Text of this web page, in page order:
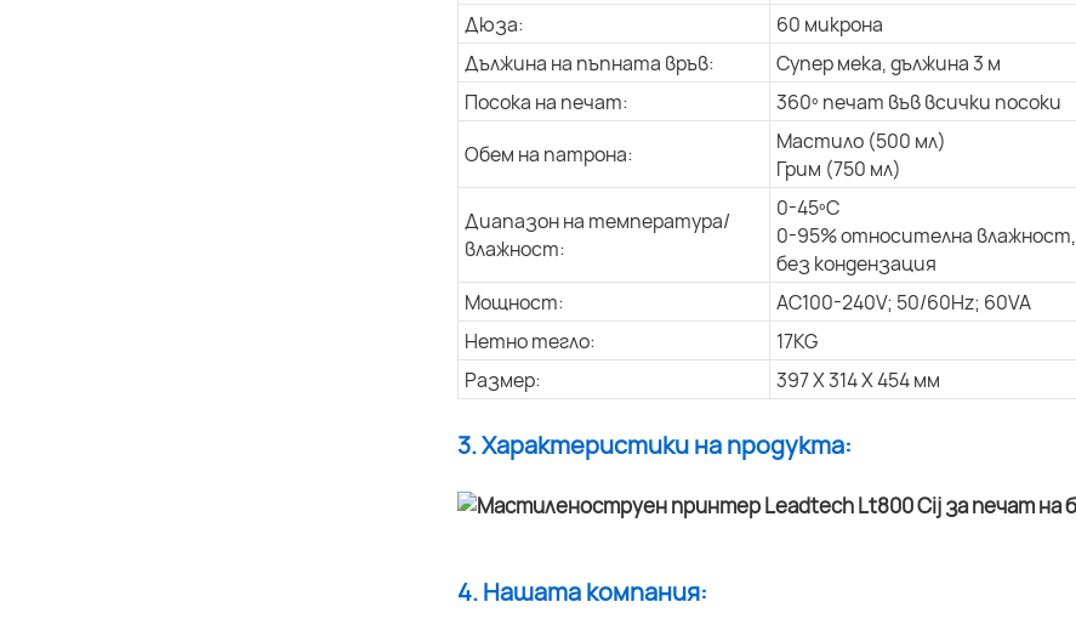
Дюза:
60 микрона
Дължина на пъпната връв:
Супер мека, дължина 3 м
Посока на печат:
360º печат във всички посоки
Обем на патрона:
Мастило (500 мл)
Грим (750 мл)
Диапазон на температура/
влажност:
0-45ºC
0-95% относителна влажност,
без кондензация
Мощност:
AC100-240V; 50/60Hz; 60VA
Нетно тегло:
17KG
Размер:
397 X 314 X 454 мм
3. Характеристики на продукта:
4. Нашата компания: